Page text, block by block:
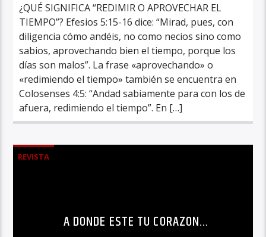
¿QUÉ SIGNIFICA “REDIMIR O APROVECHAR EL
TIEMPO”? Efesios 5:15-16 dice: “Mirad, pues, con
diligencia cómo andéis, no como necios sino como
sabios, aprovechando bien el tiempo, porque los
días son malos”. La frase «aprovechando» o
«redimiendo el tiempo» también se encuentra en
Colosenses 4:5: “Andad sabiamente para con los de
afuera, redimiendo el tiempo”. En […]
REVISTA
A DONDE ESTE TU CORAZON…